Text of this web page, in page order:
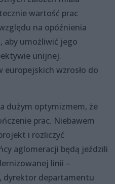
wartość prac
na opóźnienia
aby umożliwić jego
unijnej.
wzrosło do
dużym optymizmem, że
prac. Niebawem
i rozliczyć
aglomeracji będą jeździli
linii –
dyrektor departamentu